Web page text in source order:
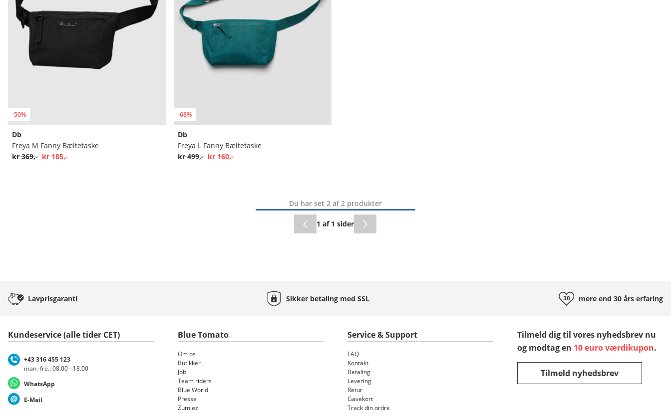
-50%
Db
Freya M Fanny Bæltetaske
kr 369,- kr 185,-
-68%
Db
Freya L Fanny Bæltetaske
kr 499,- kr 160,-
Du har set 2 af 2 produkter
1 af 1 sider
Lavprisgaranti Sikker betaling medSSL mere end 30 års erfaring
Kundeservice (alle tider CET)
+43 316 455 123
man.-fre.: 08.00 - 18.00
WhatsApp
E-Mail
Blue Tomato
Om os
Butikker
Job
Team riders
Blue World
Presse
Zumiez
Service & Support
FAQ
Kontakt
Betaling
Levering
Retur
Gavekort
Track din ordre
Tilmeld dig til vores nyhedsbrev nu
og modtag en 10 euro værdikupon.
Tilmeld nyhedsbrev